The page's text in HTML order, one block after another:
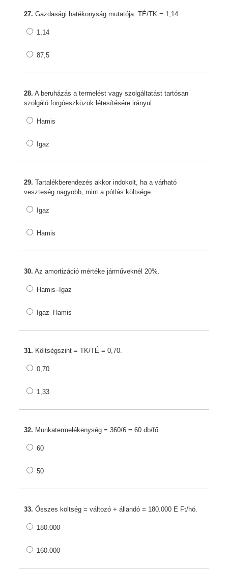
27. Gazdasági hatékonyság mutatója: TÉ/TK = 1,14.
1,14
87,5
28. A beruházás a termelést vagy szolgáltatást tartósan
szolgáló forgóeszközök létesítésére irányul.
Hamis
Igaz
29. Tartalékberendezés akkor indokolt, ha a várható
veszteség nagyobb, mint a pótlás költsége.
Igaz
Hamis
30. Az amortizáció mértéke járműveknél 20%.
Hamis–Igaz
Igaz–Hamis
31. Költségszint = TK/TÉ = 0,70.
0,70
1,33
32. Munkatermelékenység = 360/6 = 60 db/fő.
60
50
33. Összes költség = változó + állandó = 180.000 E Ft/hó.
180.000
160.000